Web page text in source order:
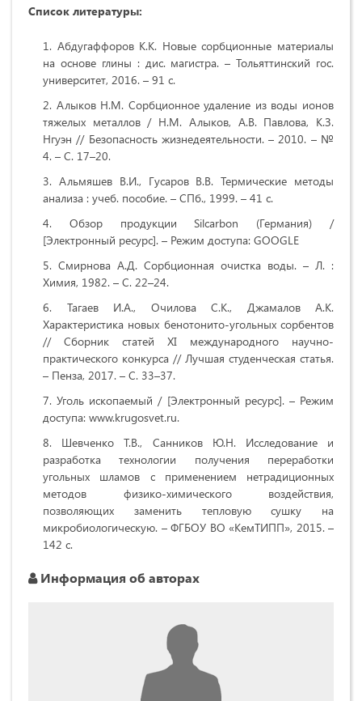
Список литературы:
Абдугаффоров К.К. Новые сорбционные материалы
на основе глины : дис. магистра. – Тольяттинский гос.
университет, 2016. – 91 с.
Алыков Н.М. Сорбционное удаление из воды ионов
тяжелых металлов / Н.М. Алыков, А.В. Павлова, К.З.
Нгуэн // Безопасность жизнедеятельности. – 2010. – №
4. – С. 17–20.
Альмяшев В.И., Гусаров В.В. Термические методы
анализа : учеб. пособие. – СПб., 1999. – 41 с.
Обзор продукции Silcarbon (Германия) /
[Электронный ресурс]. – Режим доступа: GOOGLE
Смирнова А.Д. Сорбционная очистка воды. – Л. :
Химия, 1982. – С. 22–24.
Тагаев И.А., Очилова С.К., Джамалов А.К.
Характеристика новых бенотонито-угольных сорбентов
// Сборник статей XI международного научно-
практического конкурса // Лучшая студенческая статья.
– Пенза, 2017. – С. 33–37.
Уголь ископаемый / [Электронный ресурс]. – Режим
доступа: www.krugosvet.ru.
Шевченко Т.В., Санников Ю.Н. Исследование и
разработка технологии получения переработки
угольных шламов с применением нетрадиционных
методов физико-химического воздействия,
позволяющих заменить тепловую сушку на
микробиологическую. – ФГБОУ ВО «КемТИПП», 2015. –
142 с.
Информация об авторах